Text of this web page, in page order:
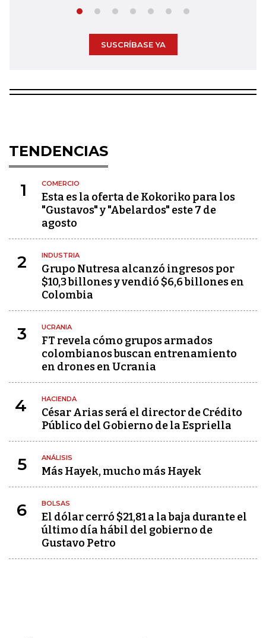
SUSCRÍBASE YA
TENDENCIAS
1 COMERCIO
Esta es la oferta de Kokoriko para los
"Gustavos" y "Abelardos" este 7 de
agosto
2 INDUSTRIA
Grupo Nutresa alcanzó ingresos por
$10,3 billones y vendió $6,6 billones en
Colombia
3 UCRANIA
FT revela cómo grupos armados
colombianos buscan entrenamiento
en drones en Ucrania
4 HACIENDA
César Arias será el director de Crédito
Público del Gobierno de la Espriella
5 ANÁLISIS
Más Hayek, mucho más Hayek
6 BOLSAS
El dólar cerró $21,81 a la baja durante el
último día hábil del gobierno de
Gustavo Petro